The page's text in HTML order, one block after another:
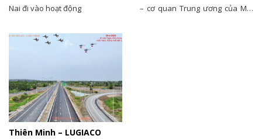
Nai đi vào hoạt động
– cơ quan Trung ương của Mặt
Thiên Minh – LUGIACO